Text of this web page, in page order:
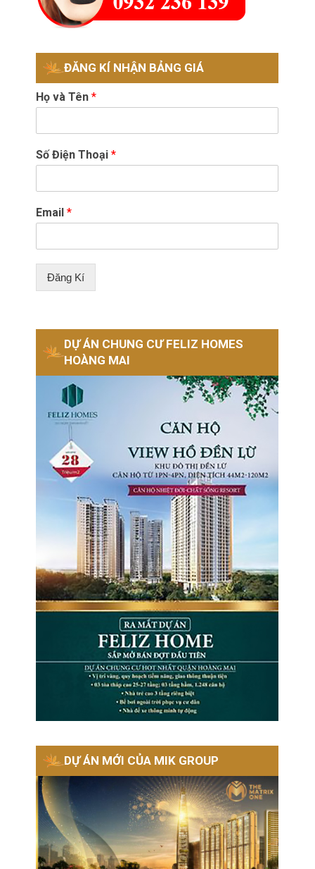
ĐĂNG KÍ NHẬN BẢNG GIÁ
Họ và Tên*
Số Điện Thoại*
Email*
Đăng Kí
DỰ ÁN CHUNG CƯ FELIZ HOMES
HOÀNG MAI
DỰ ÁN MỚI CỦA MIK GROUP